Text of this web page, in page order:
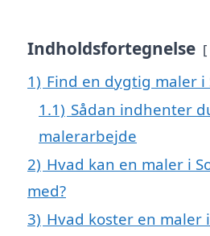
Indholdsfortegnelse
1) Find en dygtig maler i
1.1) Sådan indhenter
malerarbejde
2) Hvad kan en maler i
med?
3) Hvad koster en maler